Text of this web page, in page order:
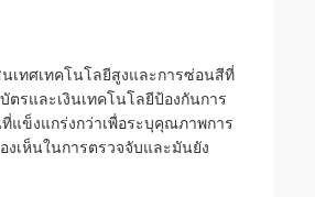
นเทศเทคโนโลยีสูงและการซ่อนสีที่
รและเงินเทคโนโลยีป้องกันการ
ข็งแกร่งกว่าเพื่อระบุคุณภาพการ
งเห็นในการตรวจจับและมันยัง